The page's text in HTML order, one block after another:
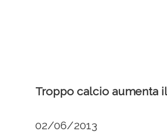
Troppo calcio aumenta
02/06/2013